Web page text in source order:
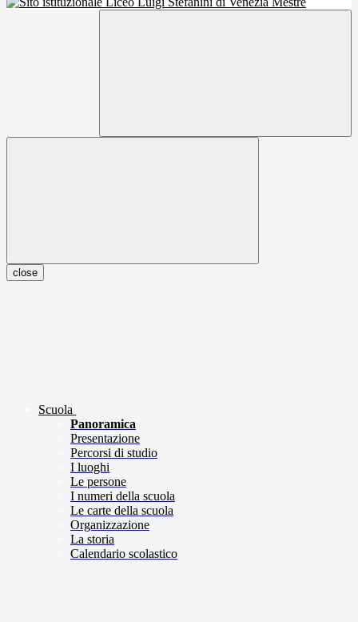
close
Scuola
Panoramica
Presentazione
Percorsi di studio
I luoghi
Le persone
I numeri della scuola
Le carte della scuola
Organizzazione
La storia
Calendario scolastico